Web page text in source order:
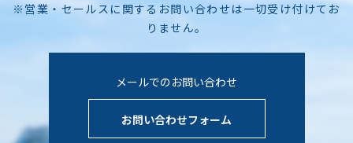
※営業・セールスに関するお問い合わせは一切受け付けてお
りません。
メールでのお問い合わせ
お問い合わせフォーム